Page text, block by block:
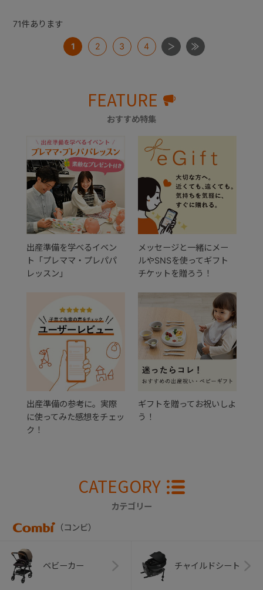
71件あります
1 2 3 4
FEATURE
おすすめ特集
出産準備を学べるイベン
ト「プレママ・プレパパ
レッスン」
メッセージと一緒にメー
ルやSNSを使ってギフト
チケットを贈ろう！
出産準備の参考に。実際
に使ってみた感想をチェッ
ク！
ギフトを贈ってお祝いしよ
う！
CATEGORY
カテゴリー
（コンビ）
ベビーカー チャイルドシート